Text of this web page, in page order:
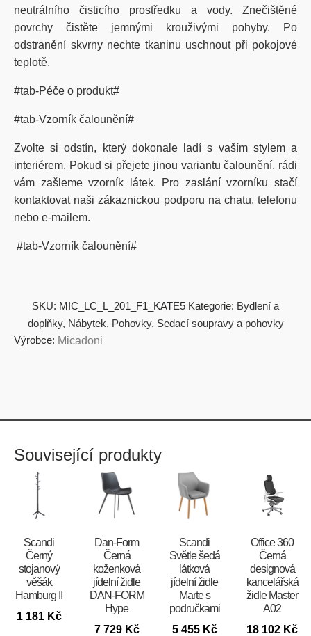
neutrálního čisticího prostředku a vody. Znečištěné
povrchy čistěte jemnými krouživými pohyby. Po
odstranění skvrny nechte tkaninu uschnout při pokojové
teplotě.
#tab-Péče o produkt#
#tab-Vzorník čalounění#
Zvolte si odstín, který dokonale ladí s vaším stylem a
interiérem. Pokud si přejete jinou variantu čalounění, rádi
vám zašleme vzorník látek. Pro zaslání vzorníku stačí
kontaktovat naši zákaznickou podporu na chatu, telefonu
nebo e-mailem.
#tab-Vzorník čalounění#
SKU: MIC_LC_L_201_F1_KATE5 Kategorie: Bydlení a
doplňky, Nábytek, Pohovky, Sedací soupravy a pohovky
Výrobce: Micadoni
Související produkty
Scandi
Černý
stojanový
věšák
Hamburg II
1 181 Kč
​​​​​Dan-Form
Černá
koženková
jídelní židle
DAN-FORM
Hype
7 729 Kč
Scandi
Světle šedá
látková
jídelní židle
Marte s
područkami
5 455 Kč
Office 360
Černá
designová
kancelářská
židle Master
A02
18 102 Kč